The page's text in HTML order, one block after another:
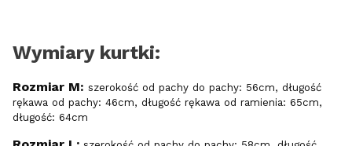
Wymiary kurtki:
Rozmiar M: szerokość od pachy do pachy: 56cm, długość
rękawa od pachy: 46cm, długość rękawa od ramienia: 65cm,
długość: 64cm